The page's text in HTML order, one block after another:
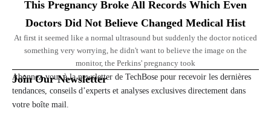
This Pregnancy Broke All Records Which Even
Doctors Did Not Believe Changed Medical Hist
At first it seemed like a normal ultrasound but suddenly the doctor noticed
something very worrying, he didn't want to believe the image on the
monitor, the Perkins' pregnancy took
Join Our Newsletter
Abonnez-vous à la newsletter de TechBose pour recevoir les dernières
tendances, conseils d’experts et analyses exclusives directement dans
votre boîte mail.